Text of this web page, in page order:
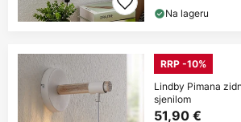
Na lageru
RRP -10%
Lindby Pimana
sjenilom
51,90 €